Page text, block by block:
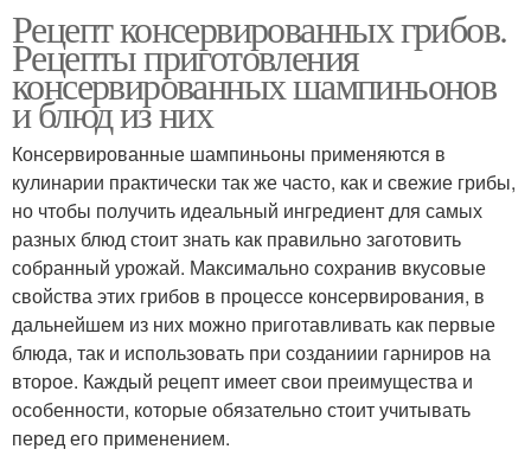
Рецепт консервированных грибов.
Рецепты приготовления
консервированных шампиньонов
и блюд из них
Консервированные шампиньоны применяются в
кулинарии практически так же часто, как и свежие грибы,
но чтобы получить идеальный ингредиент для самых
разных блюд стоит знать как правильно заготовить
собранный урожай. Максимально сохранив вкусовые
свойства этих грибов в процессе консервирования, в
дальнейшем из них можно приготавливать как первые
блюда, так и использовать при созданиии гарниров на
второе. Каждый рецепт имеет свои преимущества и
особенности, которые обязательно стоит учитывать
перед его применением.